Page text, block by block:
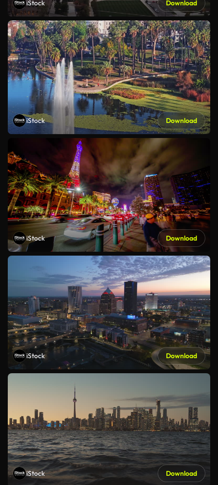
iStock Download
iStock Download
iStock Download
iStock Download
iStock Download